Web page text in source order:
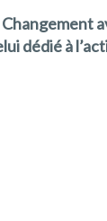
dédié à